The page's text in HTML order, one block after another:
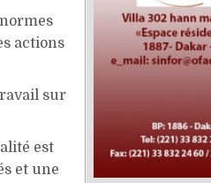
actions
sur
est
et une